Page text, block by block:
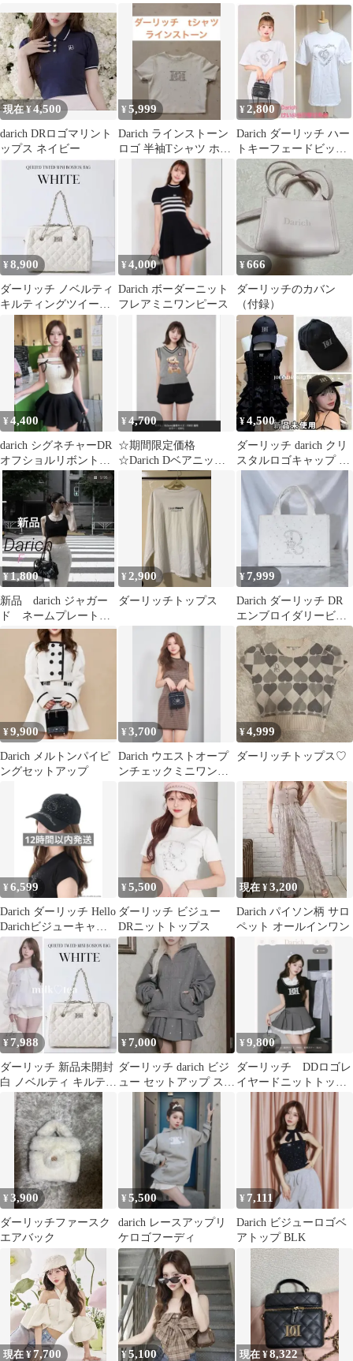
グ SAX
ッグ 白 ノベルティ
現在 ¥4,500
darich DRロゴマリント
ップス ネイビー
¥5,999
Darich ラインストーン
ロゴ 半袖Tシャツ ホワ
¥2,800
Darich ダーリッチ ハー
トキーフェードビッグ
Tシャツ WHT ホワイト
白
¥8,900
ダーリッチ ノベルティ
キルティングツイード
ミニボストンバッグ
¥4,000
Darich ボーダーニット
フレアミニワンピース
¥666
ダーリッチのカバン
（付録）
¥4,400
darich シグネチャーDR
オフショルリボントッ
プス
¥4,700
☆期間限定価格
☆Darich Dベアニット
ベスト
¥4,500
ダーリッチ darich クリ
スタルロゴキャップ 帽
子 BLK ブラック
¥1,800
新品 darich ジャガー
ド ネームプレート
ブラトップ ブラック
¥ 2,900
ダーリッチトップス
¥7,999
Darich ダーリッチ DR
エンブロイダリービジ
ューミニトートバッグ
白
¥9,900
Darich メルトンパイピ
ングセットアップ
¥3,700
Darich ウエストオープ
ンチェックミニワンピ
ース BRN
¥4,999
ダーリッチトップス♡
¥6,599
Darich ダーリッチ Hello
Darichビジューキャッ
プ ブラック
¥5,500
ダーリッチ ビジュー
DRニットトップス
現在 ¥3,200
Darich パイソン柄 サロ
ペット オールインワン
¥ 7,988
ダーリッチ 新品未開封
白 ノベルティ キルティ
ングツイードミニボス
トンバッグ
¥7,000
ダーリッチ darich ビジ
ュー セットアップ スカ
ートのみ
¥9,800
ダーリッチ DDロゴレ
イヤードニットトップ
ス ブラック
¥3,900
ダーリッチファースク
エアバック
¥5,500
darich レースアップリ
ケロゴフーディ
¥ 7,111
Darich ビジューロゴベ
アトップ BLK
現在 ¥7,700 ¥5,100 現在 ¥8,322